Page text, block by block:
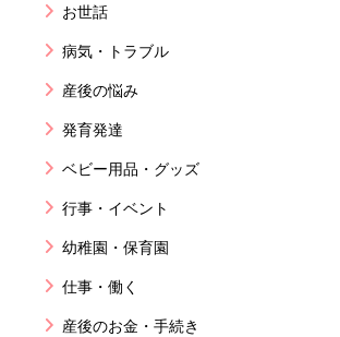
お世話
病気・トラブル
産後の悩み
発育発達
ベビー用品・グッズ
行事・イベント
幼稚園・保育園
仕事・働く
産後のお金・手続き